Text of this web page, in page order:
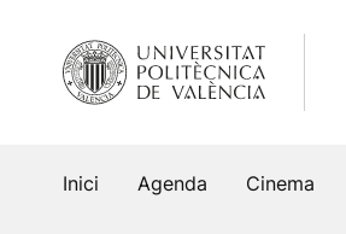
contingut
Inici Agenda Cinema